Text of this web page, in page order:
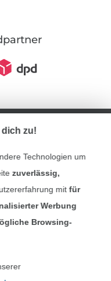
(aktuell
zu!
Technologien um
zuverlässig,
mitfür
Werbung
Browsing-